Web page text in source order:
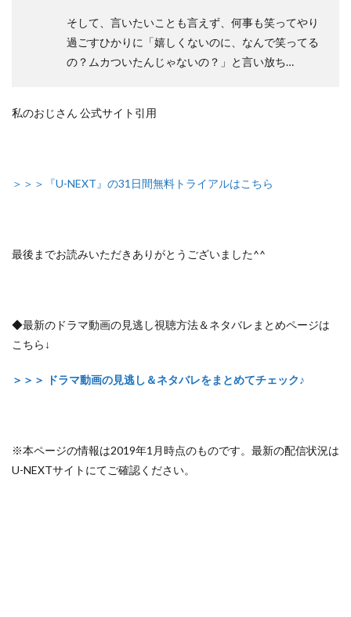
そして、言いたいことも言えず、何事も笑ってやり
過ごすひかりに「嬉しくないのに、なんで笑ってる
の？ムカついたんじゃないの？」と言い放ち…
私のおじさん 公式サイト引用
＞＞＞『U-NEXT』の31日間無料トライアルはこちら
最後までお読みいただきありがとうございました^^
◆最新のドラマ動画の見逃し視聴方法＆ネタバレまとめページは
こちら↓
＞＞＞ ドラマ動画の見逃し＆ネタバレをまとめてチェック♪
※本ページの情報は2019年1月時点のものです。最新の配信状況は
U-NEXTサイトにてご確認ください。